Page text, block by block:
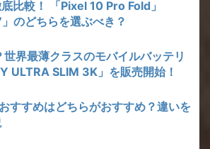
比較！ 「Pixel 10 Pro Fold」
のどちらを選ぶべき？
界最薄クラスのモバイルバッテリ
ULTRA SLIM 3K」を販売開始！
すすめはどちらがおすすめ？違いを